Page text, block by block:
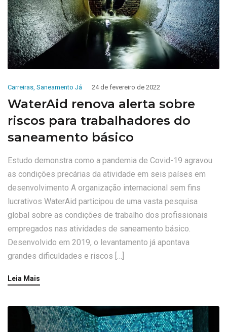
Carreiras, Saneamento Já 24 de fevereiro de 2022
WaterAid renova alerta sobre
riscos para trabalhadores do
saneamento básico
Estudo demonstra como a pandemia de Covid-19 agravou
as condições precárias da atividade em seis países em
desenvolvimento A organização internacional sem fins
lucrativos WaterAid participou de uma vasta pesquisa
global sobre as condições de trabalho dos profissionais
empregados nas atividades de saneamento básico.
Desenvolvido em 2019, o levantamento já apontava
grandes dificuldades e riscos […]
Leia Mais